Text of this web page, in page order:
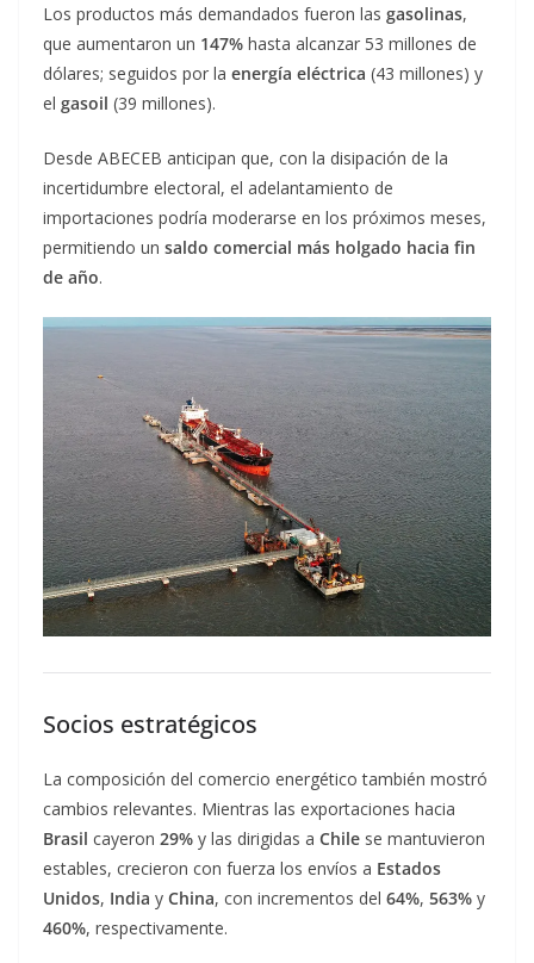
Los productos más demandados fueron las gasolinas,
que aumentaron un 147% hasta alcanzar 53 millones de
dólares; seguidos por la energía eléctrica (43 millones) y
el gasoil (39 millones).
Desde ABECEB anticipan que, con la disipación de la
incertidumbre electoral, el adelantamiento de
importaciones podría moderarse en los próximos meses,
permitiendo un saldo comercial más holgado hacia fin
de año.
Socios estratégicos
La composición del comercio energético también mostró
cambios relevantes. Mientras las exportaciones hacia
Brasil cayeron 29% y las dirigidas a Chile se mantuvieron
estables, crecieron con fuerza los envíos a Estados
Unidos, India y China, con incrementos del 64%, 563% y
460%, respectivamente.